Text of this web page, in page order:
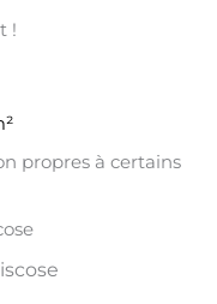
!
propres à certains